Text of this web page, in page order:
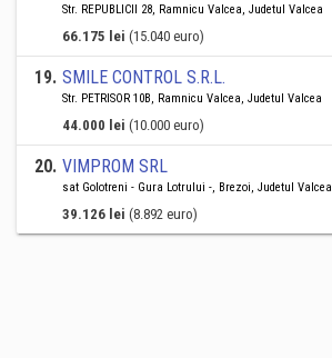
Str. REPUBLICII 28, Ramnicu Valcea, Judetul Valcea
66.175 lei (15.040 euro)
19. SMILE CONTROL S.R.L.
Str. PETRISOR 10B, Ramnicu Valcea, Judetul Valcea
44.000 lei (10.000 euro)
20. VIMPROM SRL
sat Golotreni - Gura Lotrului -, Brezoi, Judetul Valcea
39.126 lei (8.892 euro)